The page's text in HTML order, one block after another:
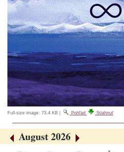
Full-size image: 73.4 KB Pohľad Stiahnuť
«
August 2026
»